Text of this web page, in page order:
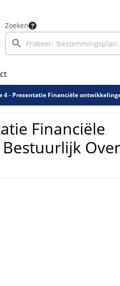
Zoeken
Financiële ontwikkelingen Breed Bestuurlijk Overleg
Financiële